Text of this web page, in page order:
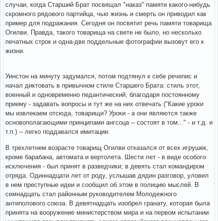
случаи, когда Старший Брат посвящал "наказ" памяти какого-нибудь
скромного рядового партийца, чью жизнь и смерть он приводил как
пример для подражания. Сегодня он посвятит речь памяти товарища
Огилви. Правда, такого товарища на свете не было, но несколько
печатных строк и одна-две поддельные фотографии вызовут его к
жизни.
Уинстон на минуту задумался, потом подтянул к себе речепис и
начал диктовать в привычном стиле Старшего Брата: стиль этот,
военный и одновременно педантический, благодаря постоянному
приему - задавать вопросы и тут же на них отвечать ("Какие уроки
мы извлекаем отсюда, товарищи? Уроки - а они являются также
основополагающими принципами ангсоца -- состоят в том..." - и т.д. и
т.п.) -- легко поддавался имитации.
В трехлетнем возрасте товарищ Огилви отказался от всех игрушек,
кроме барабана, автомата и вертолета. Шести лет - в виде особого
исключения - был принят в разведчики; в девять стал командиром
отряда. Одиннадцати лет от роду, услышав дядин разговор, уловил
в нем преступные идеи и сообщил об этом в полицию мыслей. В
семнадцать стал районным руководителем Молодежного
антиполового союза. В девятнадцать изобрел гранату, которая была
принята на вооружение министерством мира и на первом испытании